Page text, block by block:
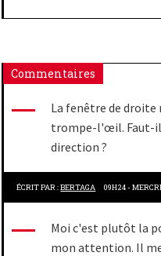
Commentaires
La fenêtre de droite
trompe-l'œil. Faut-il
direction ?
ÉCRIT PAR :BERTAGA 09H24-
Moi c'est plutôt la
mon attention. Il